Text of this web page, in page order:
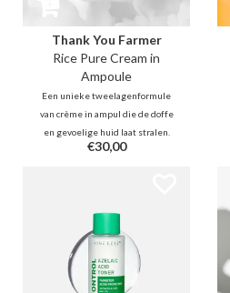
Thank You Farmer
Rice Pure Cream in
Ampoule
Een unieke tweelagenformule
van crème in ampul die de doffe
en gevoelige huid laat stralen.
Dankzij de kracht van rijstextract
revitaliseerd achterblijft.
€30,00